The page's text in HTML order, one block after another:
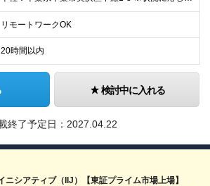
リモートワークOK
20時間以内
検討中に入れる
終了予定日： 2027.04.22
ニシアティブ（IIJ）【東証プライム市場上場】